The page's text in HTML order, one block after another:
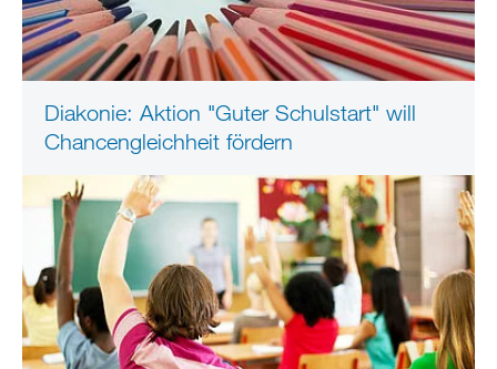
Diakonie: Aktion "Guter Schulstart" will
Chancengleichheit fördern